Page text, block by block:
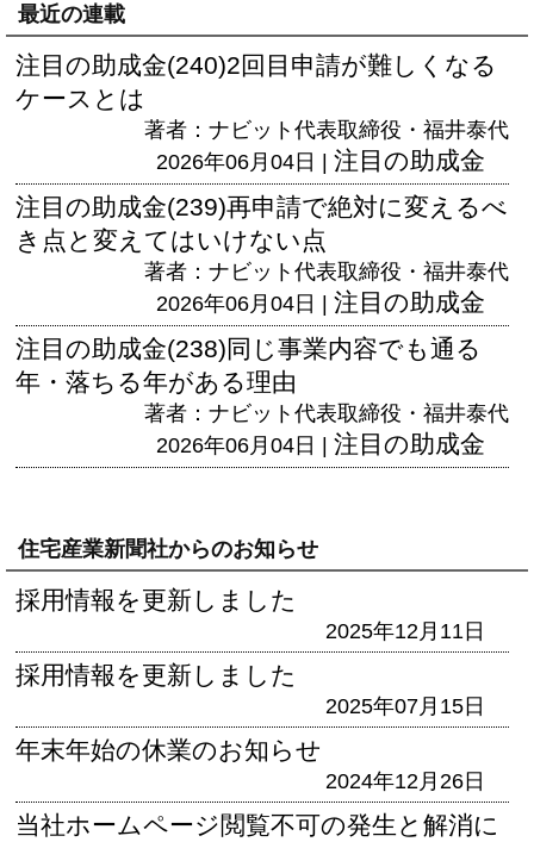
最近の連載
注目の助成金(240)2回目申請が難しくなる
ケースとは
著者：ナビット代表取締役・福井泰代
2026年06月04日 | 注目の助成金
注目の助成金(239)再申請で絶対に変えるべ
き点と変えてはいけない点
著者：ナビット代表取締役・福井泰代
2026年06月04日 | 注目の助成金
注目の助成金(238)同じ事業内容でも通る
年・落ちる年がある理由
著者：ナビット代表取締役・福井泰代
2026年06月04日 | 注目の助成金
住宅産業新聞社からのお知らせ
採用情報を更新しました
2025年12月11日
採用情報を更新しました
2025年07月15日
年末年始の休業のお知らせ
2024年12月26日
当社ホームページ閲覧不可の発生と解消に